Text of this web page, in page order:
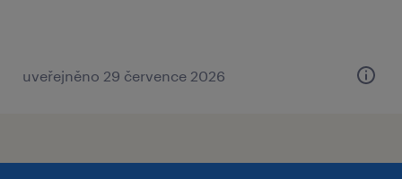
uveřejněno 29 července 2026